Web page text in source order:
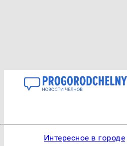
Интересное в городе